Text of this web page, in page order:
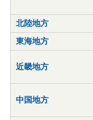
北陸地方
東海地方
近畿地方
中国地方